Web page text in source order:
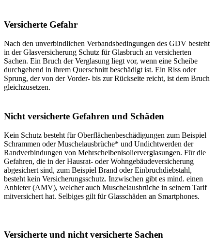
Versicherte Gefahr
Nach den unverbindlichen Verbandsbedingungen des GDV besteht
in der Glasversicherung Schutz für Glasbruch an versicherten
Sachen. Ein Bruch der Verglasung liegt vor, wenn eine Scheibe
durchgehend in ihrem Querschnitt beschädigt ist. Ein Riss oder
Sprung, der von der Vorder- bis zur Rückseite reicht, ist dem Bruch
gleichzusetzen.
Nicht versicherte Gefahren und Schäden
Kein Schutz besteht für Oberflächenbeschädigungen zum Beispiel
Schrammen oder Muschelausbrüche* und Undichtwerden der
Randverbindungen von Mehrscheibenisolierverglasungen. Für die
Gefahren, die in der Hausrat- oder Wohngebäudeversicherung
abgesichert sind, zum Beispiel Brand oder Einbruchdiebstahl,
besteht kein Versicherungsschutz. Inzwischen gibt es mind. einen
Anbieter (AMV), welcher auch Muschelausbrüche in seinem Tarif
mitversichert hat. Selbiges gilt für Glasschäden an Smartphones.
Versicherte und nicht versicherte Sachen